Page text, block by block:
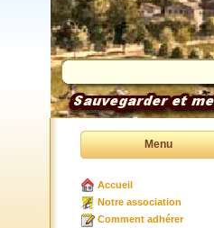
Menu
Accueil
Notre association
Comment adhérer